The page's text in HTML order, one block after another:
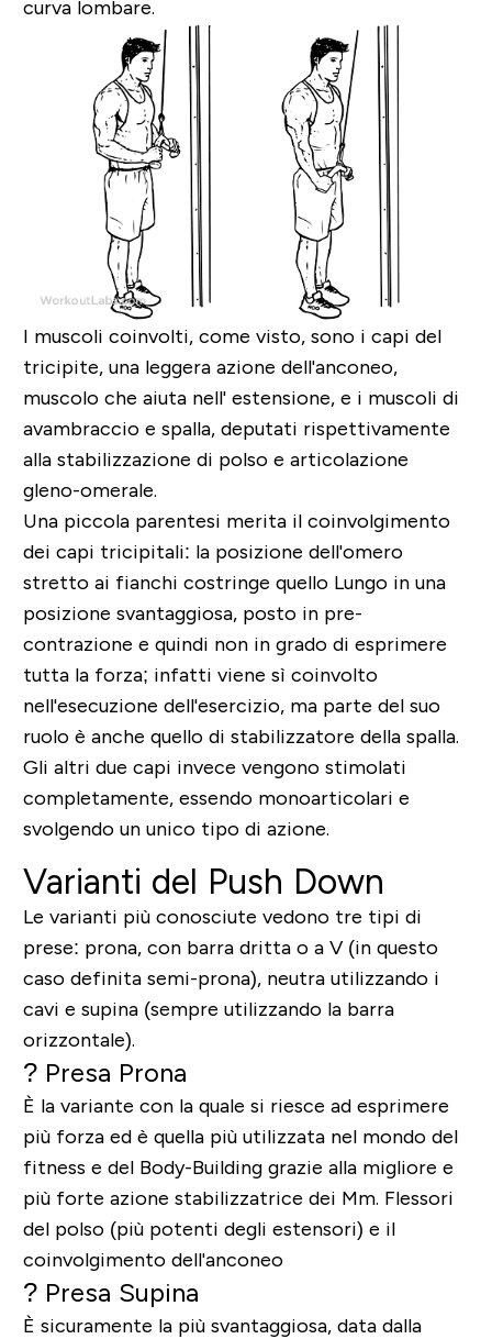
curva lombare.
I muscoli coinvolti, come visto, sono i capi del
tricipite, una leggera azione dell'anconeo,
muscolo che aiuta nell' estensione, e i muscoli di
avambraccio e spalla, deputati rispettivamente
alla stabilizzazione di polso e articolazione
gleno-omerale.
Una piccola parentesi merita il coinvolgimento
dei capi tricipitali: la posizione dell'omero
stretto ai fianchi costringe quello Lungo in una
posizione svantaggiosa, posto in pre-
contrazione e quindi non in grado di esprimere
tutta la forza; infatti viene sì coinvolto
nell'esecuzione dell'esercizio, ma parte del suo
ruolo è anche quello di stabilizzatore della spalla.
Gli altri due capi invece vengono stimolati
completamente, essendo monoarticolari e
svolgendo un unico tipo di azione.
Varianti del Push Down
Le varianti più conosciute vedono tre tipi di
prese: prona, con barra dritta o a V (in questo
caso definita semi-prona), neutra utilizzando i
cavi e supina (sempre utilizzando la barra
orizzontale).
? Presa Prona
È la variante con la quale si riesce ad esprimere
più forzaed è quella più utilizzata nel mondo del
fitness e del Body-Building grazie alla migliore e
più forte azione stabilizzatrice dei Mm. Flessori
del polso (più potenti degli estensori) e il
coinvolgimento dell'anconeo
? Presa Supina
È sicuramente la più svantaggiosa, data dalla